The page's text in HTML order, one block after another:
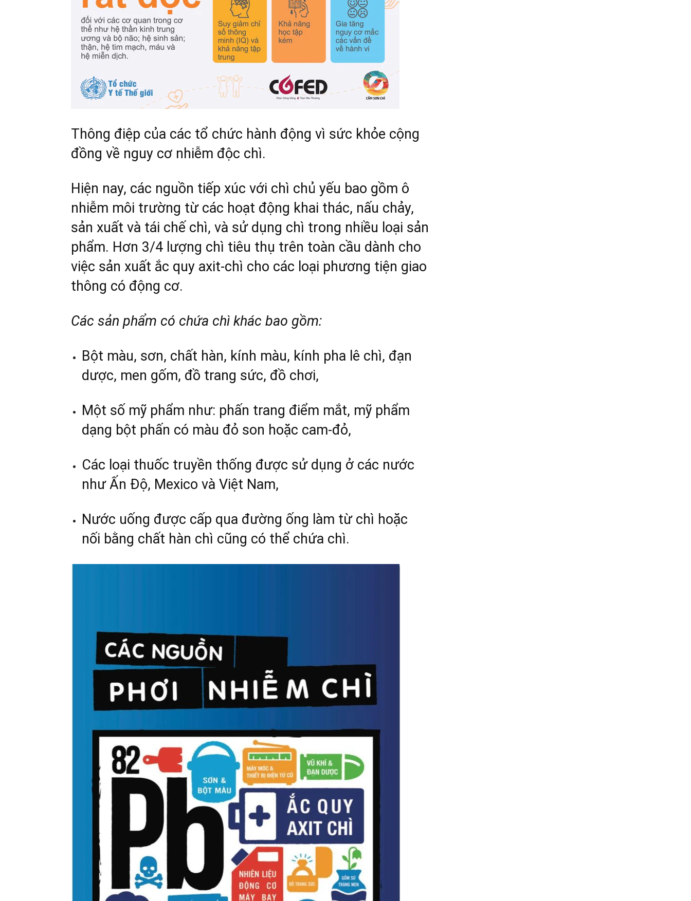
Thông điệp của các tổ chức hành động vì sức khỏe cộng
đồng về nguy cơ nhiễm độc chì.
Hiện nay, các nguồn tiếp xúc với chì chủ yếu bao gồm ô
nhiễm môi trường từ các hoạt động khai thác, nấu chảy,
sản xuất và tái chế chì, và sử dụng chì trong nhiều loại sản
phẩm. Hơn 3/4 lượng chì tiêu thụ trên toàn cầu dành cho
việc sản xuất ắc quy axit-chì cho các loại phương tiện giao
thông có động cơ.
Các sản phẩm có chứa chì khác bao gồm:
Bột màu, sơn, chất hàn, kính màu, kính pha lê chì, đạn
dược, men gốm, đồ trang sức, đồ chơi,
Một số mỹ phẩm như: phấn trang điểm mắt, mỹ phẩm
dạng bột phấn có màu đỏ son hoặc cam-đỏ,
Các loại thuốc truyền thống được sử dụng ở các nước
như Ấn Độ, Mexico và Việt Nam,
Nước uống được cấp qua đường ống làm từ chì hoặc
nối bằng chất hàn chì cũng có thể chứa chì.